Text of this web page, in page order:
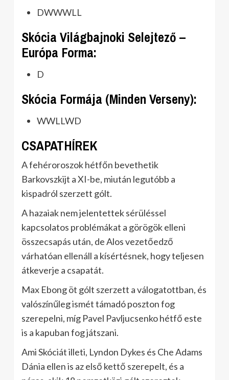
DWWWLL
Skócia Világbajnoki Selejtező –
Európa Forma:
D
Skócia Formája (Minden Verseny):
WWLLWD
CSAPATHÍREK
A fehéroroszok hétfőn bevethetik
Barkovszkijt a XI-be, miután legutóbb a
kispadról szerzett gólt.
A hazaiak nem jelentettek sérüléssel
kapcsolatos problémákat a görögök elleni
összecsapás után, de Alos vezetőedző
várhatóan ellenáll a kísértésnek, hogy teljesen
átkeverje a csapatát.
Max Ebong öt gólt szerzett a válogatottban, és
valószínűleg ismét támadó poszton fog
szerepelni, míg Pavel Pavljucsenko hétfő este
is a kapuban fog játszani.
Ami Skóciát illeti, Lyndon Dykes és Che Adams
Dánia ellen is az első kettő szerepelt, és a